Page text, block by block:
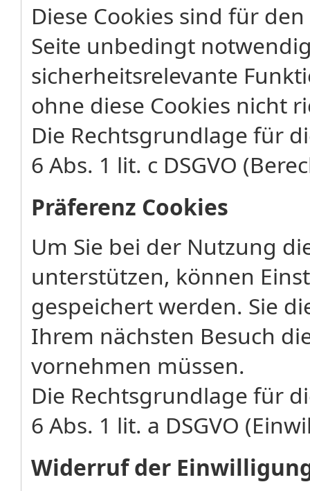
Diese Cookies sind für
Seite unbedingt
sicherheitsrelevante
ohne diese Cookies nicht
Die Rechtsgrundlage für
6 Abs. 1 lit. c DSGVO
Präferenz Cookies
Um Sie bei der Nutzung
unterstützen, können
gespeichert werden. Sie
Ihrem nächsten Besuch
vornehmen müssen.
Die Rechtsgrundlage für
6 Abs. 1 lit. a DSGVO
Widerruf der